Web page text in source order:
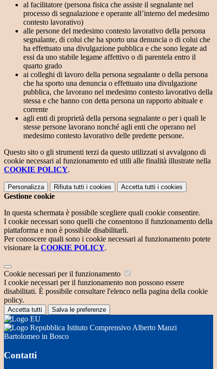
al facilitatore (persona fisica che assiste il segnalante nel
processo di segnalazione e operante all’interno del medesimo
contesto lavorativo)
alle persone del medesimo contesto lavorativo della persona
segnalante, di colui che ha sporto una denuncia o di colui che
ha effettuato una divulgazione pubblica e che sono legate ad
essi da uno stabile legame affettivo o di parentela entro il
quarto grado
ai colleghi di lavoro della persona segnalante o della persona
che ha sporto una denuncia o effettuato una divulgazione
pubblica, che lavorano nel medesimo contesto lavorativo della
stessa e che hanno con detta persona un rapporto abituale e
corrente
agli enti di proprietà della persona segnalante o per i quali le
stesse persone lavorano nonché agli enti che operano nel
medesimo contesto lavorativo delle predette persone.
Questo sito o gli strumenti terzi da questo utilizzati si avvalgono di
cookie necessari al funzionamento ed utili alle finalità illustrate nella
COOKIE POLICY.
Personalizza Rifiuta tutti i cookies Accetta tutti i cookies
Gestione cookie
In questa schermata è possibile scegliere quali cookie consentire.
I cookie necessari sono quelli che consentono il funzionamento della
piattaforma e non è possibile disabilitarli.
Per conoscere quali sono i cookie necessari al funzionamento potete
visionare la COOKIE POLICY.
Cookie necessari per il funzionamento
I cookie necessari per il funzionamento non possono essere
disabilitati. È possibile consultare l'elenco nella pagina della cookie
policy.
Accetta tutti Salva le preferenze
Istituto Comprensivo Alberto Manzi
Bartolomeo in Bosco
Contatti